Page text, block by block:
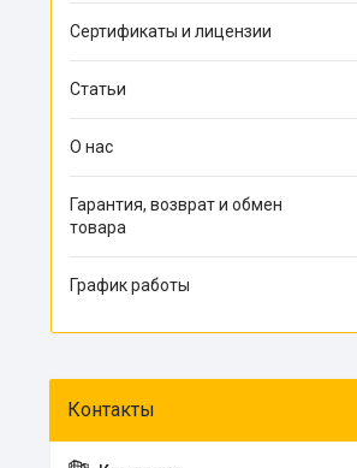
Сертификаты и лицензии
Статьи
О нас
Гарантия, возврат и обмен
товара
График работы